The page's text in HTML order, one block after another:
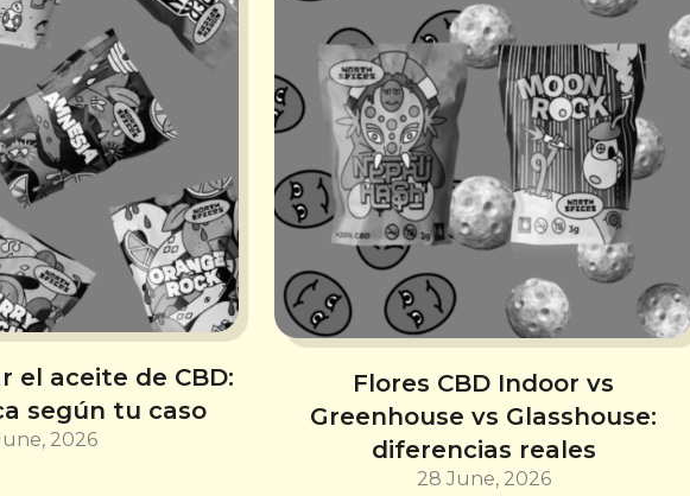
el aceite de CBD:
según tu caso
2026
Flores CBD Indoor vs
Greenhouse vs Glasshouse:
diferencias reales
28 June, 2026